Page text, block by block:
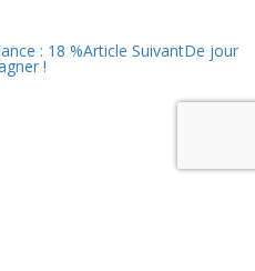
: 18 %Article SuivantDe jour
!